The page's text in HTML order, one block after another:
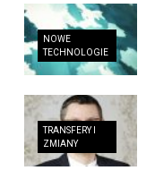
NOWE
TECHNOLOGIE
TRANSFERY I
ZMIANY